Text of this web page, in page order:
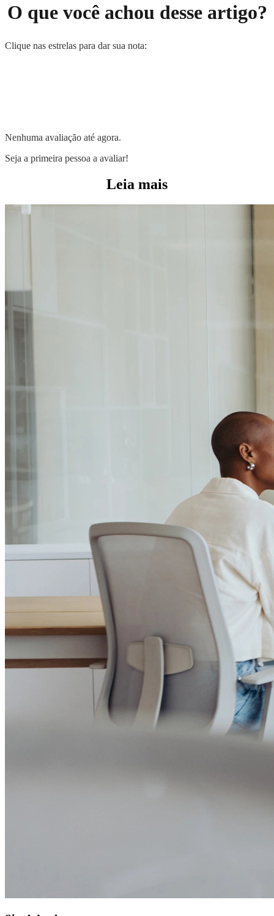
O que você achou desse artigo?
Clique nas estrelas para dar sua nota:
Nenhuma avaliação até agora.
Seja a primeira pessoa a avaliar!
Leia mais
Institucional
Código Corporativo de Conduta Ética
Compromisso com o Meio Ambiente
Educação Financeira
Governança Corporativa
Política de Prevenção à Lavagem de Dinheiro
Política de Privacidade
Política de Segurança da Informação
Relatório de Transparência Salarial
Regulamento do Arranjo PAT
Soluções
Alelo Tudo Alelo Pod Gestão de VT
Soluções de Pagamentos
CNPJ 04.740.876/0001-25 | Alameda Xingu, 512, 3º, 4º e 16º (parte)
andares, Alphaville, Barueri/SP | CEP 06455-030